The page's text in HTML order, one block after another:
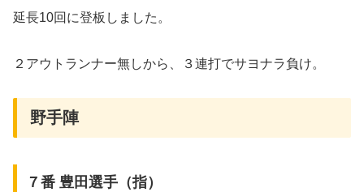
延長10回に登板しました。
２アウトランナー無しから、３連打でサヨナラ負け。
野手陣
７番 豊田選手（指）